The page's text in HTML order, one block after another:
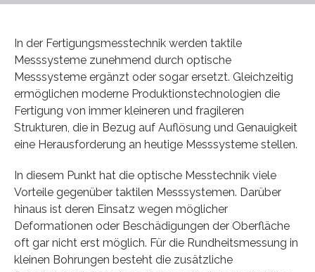
In der Fertigungsmesstechnik werden taktile
Messsysteme zunehmend durch optische
Messsysteme ergänzt oder sogar ersetzt. Gleichzeitig
ermöglichen moderne Produktionstechnologien die
Fertigung von immer kleineren und fragileren
Strukturen, die in Bezug auf Auflösung und Genauigkeit
eine Herausforderung an heutige Messsysteme stellen.
In diesem Punkt hat die optische Messtechnik viele
Vorteile gegenüber taktilen Messsystemen. Darüber
hinaus ist deren Einsatz wegen möglicher
Deformationen oder Beschädigungen der Oberfläche
oft gar nicht erst möglich. Für die Rundheitsmessung in
kleinen Bohrungen besteht die zusätzliche